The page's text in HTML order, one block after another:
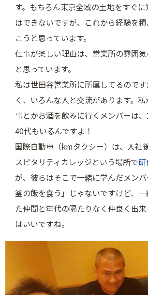
す。もちろん東京全域の土地をすぐ
はできないですが、これから経験を
こうと思っています。
仕事が楽しい理由は、営業所の雰囲
と思っています。
私は世田谷営業所に所属してるので
く、いろんな人と交流があります。
事とかお酒を飲みに行くメンバーは
40代もいるんですよ！
国際自動車（kmタクシー）は、入社
スピタリティカレッジという場所で
が、彼らはそこで一緒に学んだメン
釜の飯を食う」じゃないですけど、
た仲間と年代の隔たりなく仲良く出
はいいですね。